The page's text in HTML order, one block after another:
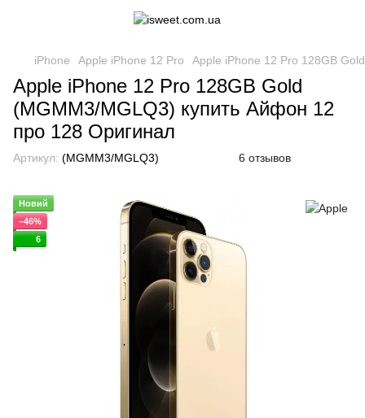
iPhone Apple iPhone 12 Pro Apple iPhone 12 Pro 128GB
Apple iPhone 12 Pro 128GB Gold
(MGMM3/MGLQ3) купить Айфон 12
про 128 Оригинал
Артикул: (MGMM3/MGLQ3) 6 отзывов
Новий
−46%
6